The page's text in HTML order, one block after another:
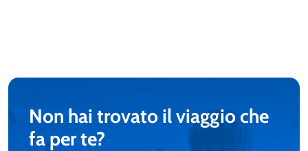
Non hai trovato il viaggio che
fa per te?